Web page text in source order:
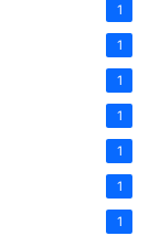
1
1
1
1
1
1
1